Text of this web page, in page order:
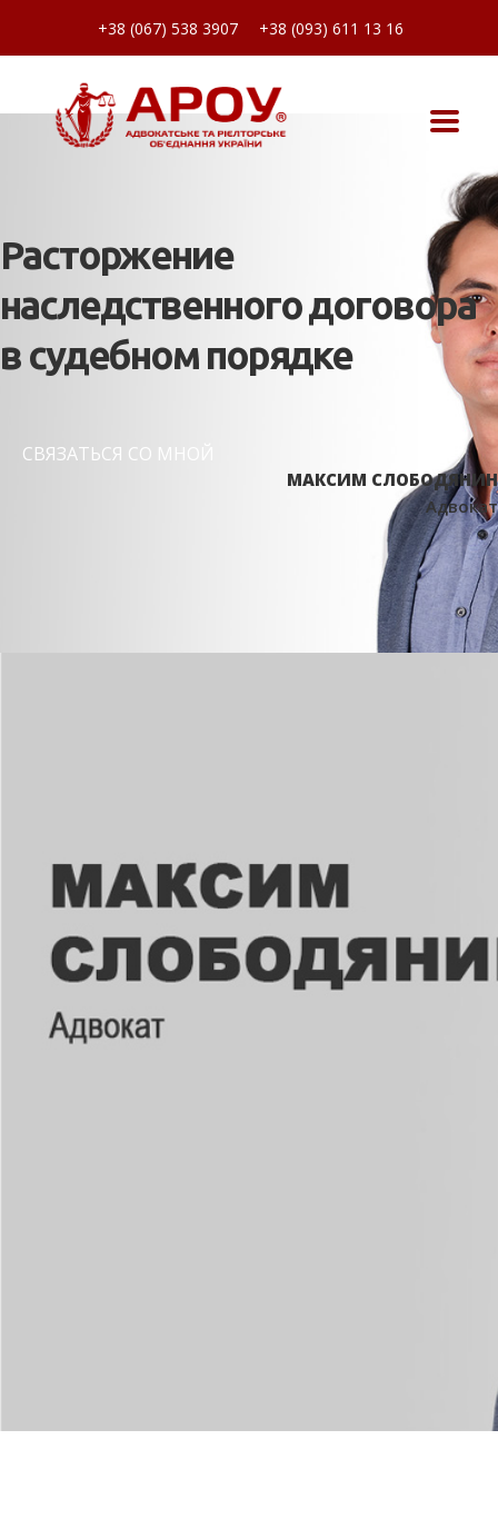
+38 (067) 538 3907 +38 (093) 611 13 16
Расторжение
наследственного договора
в судебном порядке
СВЯЗАТЬСЯ СО МНОЙ
МАКСИМ СЛОБОДЯНИН
Адвокат